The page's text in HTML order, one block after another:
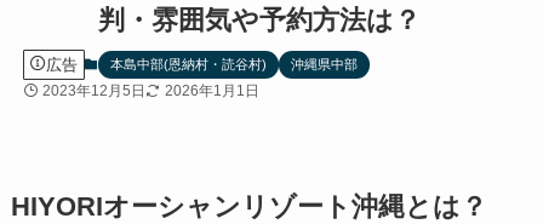
判・雰囲気や予約方法は？
広告 本島中部(恩納村・読谷村) 沖縄県中部
2023年12月5日 2026年1月1日
HIYORIオーシャンリゾート沖縄とは？